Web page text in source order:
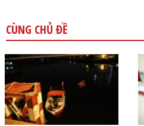
CÙNG CHỦ ĐỀ